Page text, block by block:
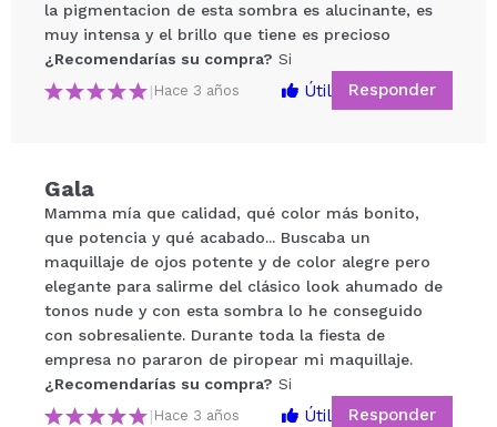
Tu vídeo podría ser el primero. Imagínatelo...
¿Recomendarías su compra? Si No
5/5
ENVIAR
la pigmentacion de esta sombra es alucinante, es
muy intensa y el brillo que tiene es precioso
¿Recomendarías su compra? Si
| Hace 3 años Útil Responder
Gala
Mamma mía que calidad, qué color más bonito,
que potencia y qué acabado... Buscaba un
maquillaje de ojos potente y de color alegre pero
elegante para salirme del clásico look ahumado de
tonos nude y con esta sombra lo he conseguido
con sobresaliente. Durante toda la fiesta de
empresa no pararon de piropear mi maquillaje.
¿Recomendarías su compra? Si
| Hace 3 años Útil Responder